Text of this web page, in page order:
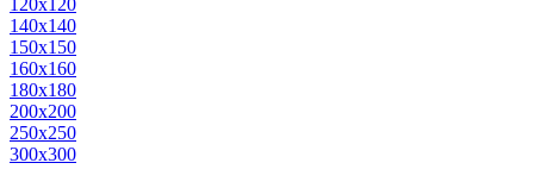
120х120
140х140
150х150
160х160
180х180
200х200
250х250
300х300